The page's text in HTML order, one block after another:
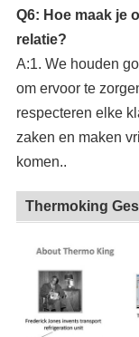
Q6: Hoe maak je
relatie?
A:1. We houden
om ervoor te
respecteren elke
zaken en maken
komen..
Thermoking